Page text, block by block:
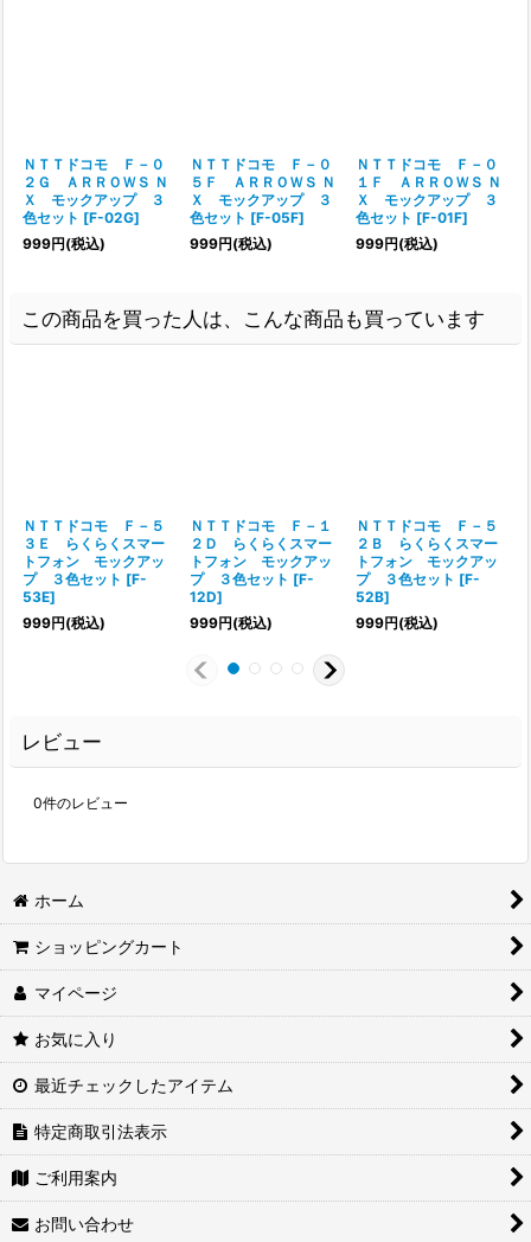
ＮＴＴドコモ Ｆ－０
２Ｇ ＡＲＲＯＷＳ Ｎ
Ｘ モックアップ ３
色セット [F-02G]
999円(税込)
ＮＴＴドコモ Ｆ－０
５Ｆ ＡＲＲＯＷＳ Ｎ
Ｘ モックアップ ３
色セット [F-05F]
999円(税込)
ＮＴＴドコモ Ｆ－０
１Ｆ ＡＲＲＯＷＳ Ｎ
Ｘ モックアップ ３
色セット [F-01F]
999円(税込)
この商品を買った人は、こんな商品も買っています
ＮＴＴドコモ Ｆ－５
３Ｅ らくらくスマー
トフォン モックアッ
プ ３色セット [F-
53E]
999円(税込)
ＮＴＴドコモ Ｆ－１
２Ｄ らくらくスマー
トフォン モックアッ
プ ３色セット [F-
12D]
999円(税込)
ＮＴＴドコモ Ｆ－５
２Ｂ らくらくスマー
トフォン モックアッ
プ ３色セット [F-
52B]
999円(税込)
レビュー
0件のレビュー
ホーム
ショッピングカート
マイページ
お気に入り
最近チェックしたアイテム
特定商取引法表示
ご利用案内
お問い合わせ